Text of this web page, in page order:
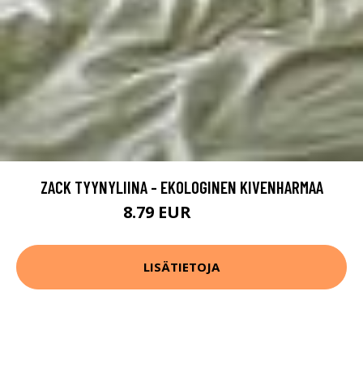
ZACK TYYNYLIINA - EKOLOGINEN KIVENHARMAA
8.79 EUR
LISÄTIETOJA